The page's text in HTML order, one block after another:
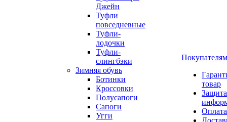
Джейн
Туфли
повседневные
Туфли-
лодочки
Туфли-
слингбэки
Зимняя обувь
Ботинки
Кроссовки
Полусапоги
Сапоги
Угги
Покупателям
товар
Защита
Оплата